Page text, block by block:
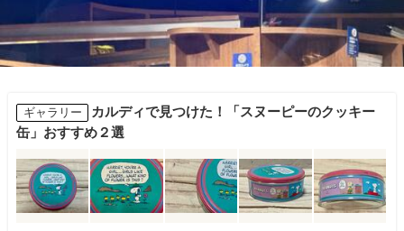
ギャラリー
カルディで見つけた！「スヌーピーのクッキー
缶」おすすめ２選